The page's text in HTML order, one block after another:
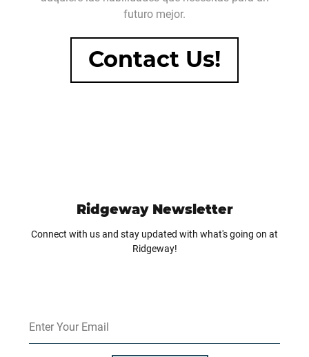
futuro mejor.
Contact Us!
Ridgeway Newsletter
Connect with us and stay updated with what's going on at
Ridgeway!